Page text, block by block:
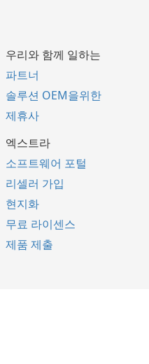
우리와 함께 일하는
파트너
솔루션 OEM을위한
제휴사
엑스트라
소프트웨어 포털
리셀러 가입
현지화
무료 라이센스
제품 제출